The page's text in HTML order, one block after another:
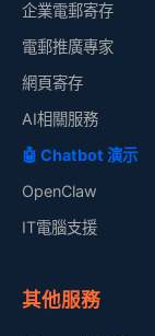
企業電郵寄存
電郵推廣專家
網頁寄存
AI相關服務
🤖 Chatbot 演示
OpenClaw
IT電腦支援
其他服務